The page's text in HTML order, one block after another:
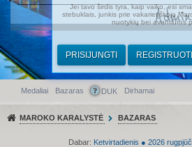
Admin
Greitasis meniu
Medaliai Bazaras DUK Dirhamai
MAROKO KARALYSTĖ BAZARAS
Dabar: Ketvirtadienis ● 2026
Jei tavo širdis tyra, kaip vaiko, esi
stebuklais, junkis prie vakarietiškojo
nuotykių bei avantiūros
PRISIJUNGTI